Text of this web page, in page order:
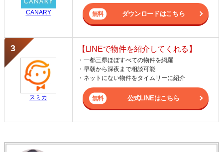
CANARY ダウンロードはこちら
スミカ
【LINEで物件を紹介してくれる】
・一都三県ほぼすべての物件を網羅
・早朝から深夜まで相談可能
・ネットにない物件をタイムリーに紹介
公式LINEはこちら